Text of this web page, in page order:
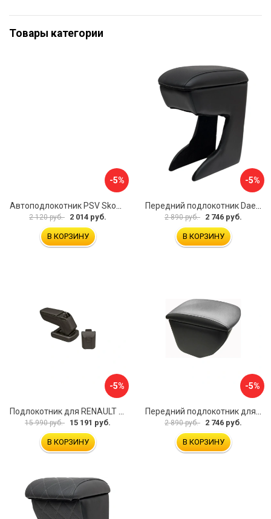
Товары категории
-5%
2 120 руб. 2 014 руб.
В КОРЗИНУ
-5%
2 890 руб. 2 746 руб.
В КОРЗИНУ
-5%
Подлокотник для RENAULT Kaptur 2017 г.в. armster 2 BLACK V00970
15 990 руб. 15 191 руб.
В КОРЗИНУ
-5%
Передний подлокотник для KIA Rio 4 2017-н.в. AVTOLIDER1 PP-KIA-Rio-4-02
2 890 руб. 2 746 руб.
В КОРЗИНУ